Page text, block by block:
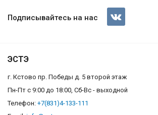
Gefest 5302-03 0052
Подписывайтесь на нас
ЭСТЭ
г. Кстово пр. Победы д. 5 второй этаж
Пн-Пт с 9:00 до 18:00, Сб-Вс - выходной
Телефон: +7(831)4-133-111